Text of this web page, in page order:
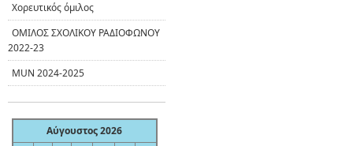
Χορευτικός όμιλος
ΟΜΙΛΟΣ ΣΧΟΛΙΚΟΥ ΡΑΔΙΟΦΩΝΟΥ
2022-23
MUN 2024-2025
Αύγουστος 2026